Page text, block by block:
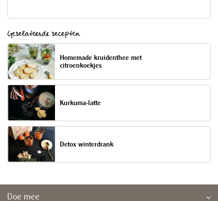
Gerelateerde recepten
Homemade kruidenthee met
citroenkoekjes
Kurkuma-latte
Detox winterdrank
Doe mee